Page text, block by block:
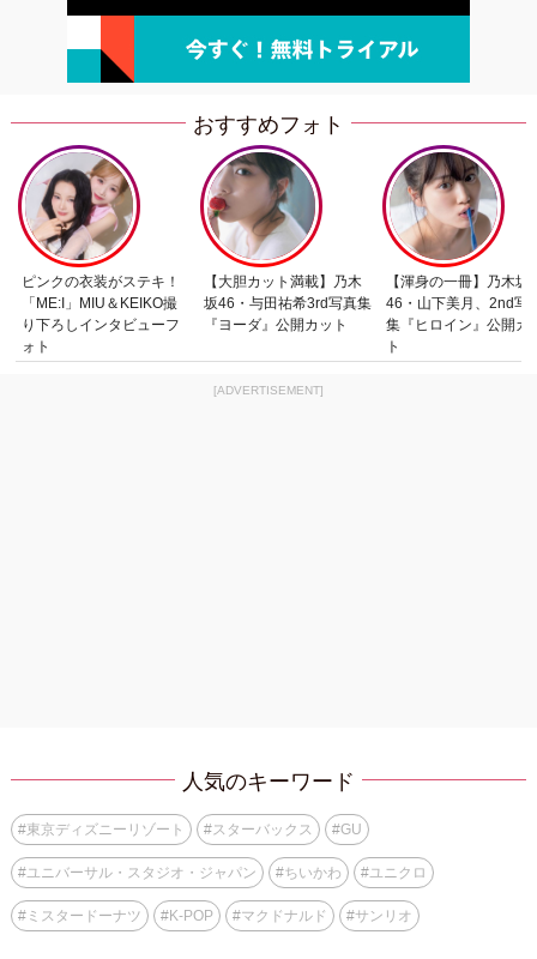
おすすめフォト
ピンクの衣装がステキ！
「ME:I」MIU＆KEIKO撮
り下ろしインタビューフ
ォト
【大胆カット満載】乃木
坂46・与田祐希3rd写真集
『ヨーダ』公開カット
【渾身の一冊】乃木坂
46・山下美月、2nd写
集『ヒロイン』公開カ
ト
[ADVERTISEMENT]
人気のキーワード
#東京ディズニーリゾート #スターバックス #GU
#ユニバーサル・スタジオ・ジャパン #ちいかわ #ユニクロ
#ミスタードーナツ #K-POP #マクドナルド #サンリオ